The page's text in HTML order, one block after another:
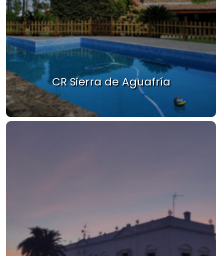
CR Sierra de Aguafría